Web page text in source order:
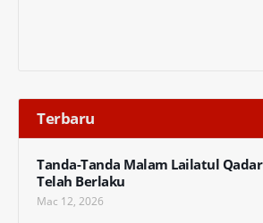
Terbaru
Tanda-Tanda Malam Lailatul Qadar
Telah Berlaku
Mac 12, 2026